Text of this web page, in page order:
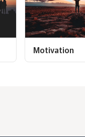
Motivation